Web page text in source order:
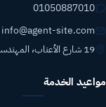
01050887010
info@agent-site.com
19 شارع الأعناب، المهندسين، الدقي
مواعيد الخدمة